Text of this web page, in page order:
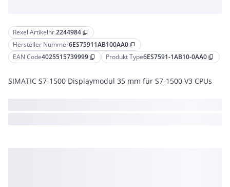
Rexel Artikelnr.2244984 content_copy
Hersteller Nummer6ES75911AB100AA0 content_copy
EAN Code4025515739999 content_copy Produkt Type6ES7591-1AB10-0AA0 content_copy
SIMATIC S7-1500 Displaymodul 35 mm für S7-1500 V3 CPUs